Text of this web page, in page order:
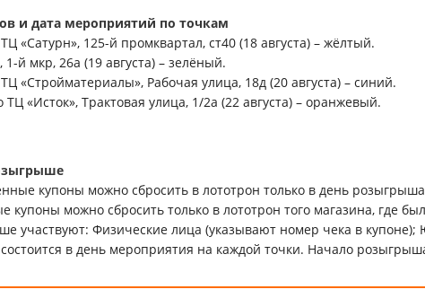
и дата мероприятий по точкам
ТЦ «Сатурн», 125-й промквартал, ст40 (18 августа) – жёлтый.
1-й мкр, 26а (19 августа) – зелёный.
ТЦ «Стройматериалы», Рабочая улица, 18д (20 августа) – синий.
ТЦ «Исток», Трактовая улица, 1/2а (22 августа) – оранжевый.
купоны можно сбросить в лототрон только в день
купоны можно сбросить только в лототрон того магазина, где
участвуют: Физические лица (указывают номер чека в
в день мероприятия на каждой точки. Начало